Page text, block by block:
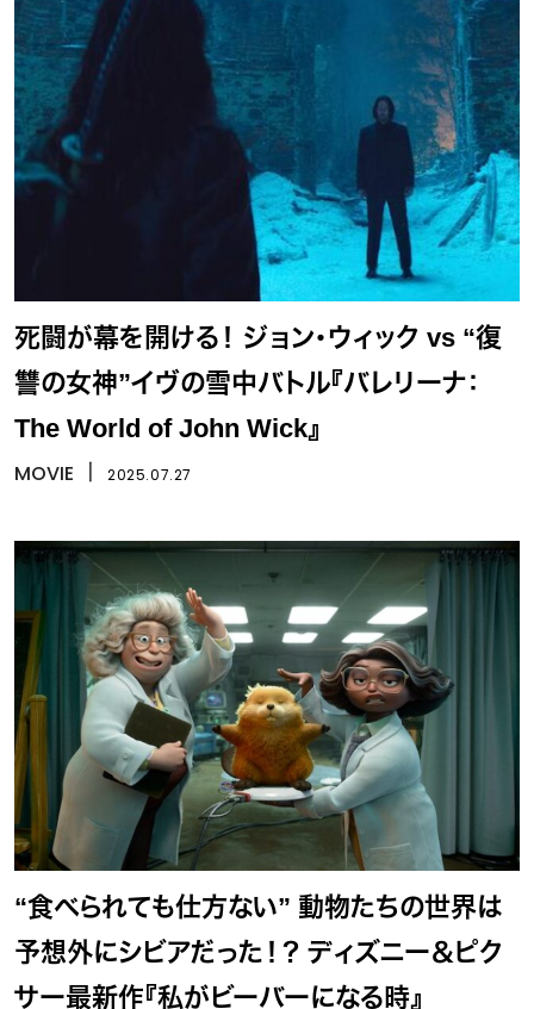
死闘が幕を開ける！ ジョン・ウィック vs “復
讐の女神”イヴの雪中バトル『バレリーナ：
The World of John Wick』
MOVIE 2025.07.27
“食べられても仕方ない” 動物たちの世界は
予想外にシビアだった！？ ディズニー＆ピク
サー最新作『私がビーバーになる時』